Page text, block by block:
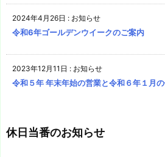
2024年4月26日 : お知らせ
令和6年ゴールデンウイークのご案内
2023年12月11日 : お知らせ
令和５年 年末年始の営業と令和６年１月
休日当番のお知らせ